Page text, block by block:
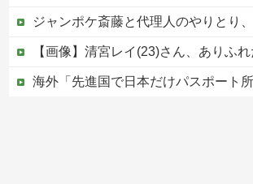
ジャンポケ斎藤と代理人のやりとり、「地獄すぎて完全にコントになってる
【画像】清宮レイ(23)さん、ありふれた普
海外「先進国で日本だけパスポート所有率が低す